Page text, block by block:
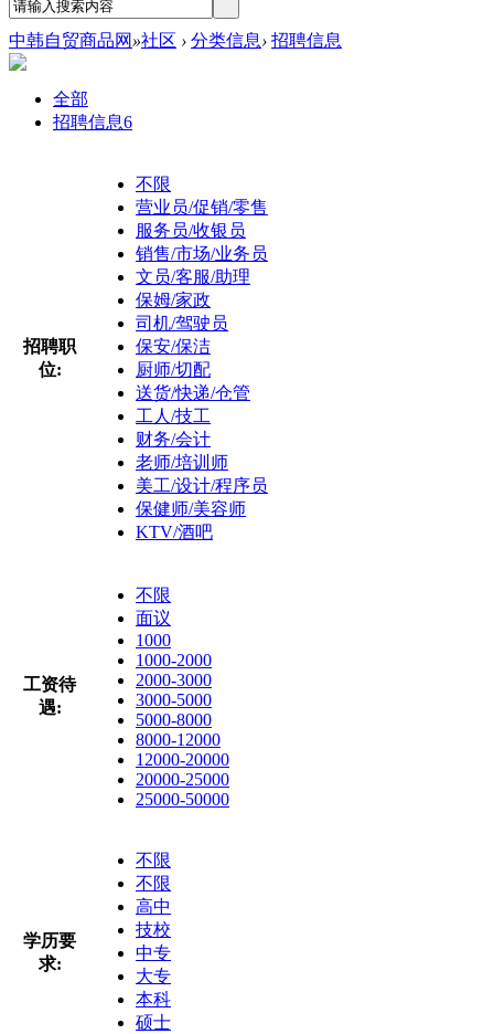
中韩自贸商品网 »社区 › 分类信息› 招聘信息
全部
招聘信息6
招聘职
位:
不限
营业员/促销/零售
服务员/收银员
销售/市场/业务员
文员/客服/助理
保姆/家政
司机/驾驶员
保安/保洁
厨师/切配
送货/快递/仓管
工人/技工
财务/会计
老师/培训师
美工/设计/程序员
保健师/美容师
KTV/酒吧
工资待
遇:
不限
面议
1000
1000-2000
2000-3000
3000-5000
5000-8000
8000-12000
12000-20000
20000-25000
25000-50000
学历要
求:
不限
不限
高中
技校
中专
大专
本科
硕士